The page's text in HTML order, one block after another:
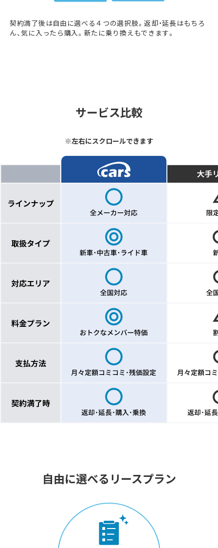
契約満了後は自由に選べる４つの選択肢。返却・延長はもちろ
ん、気に入ったら購入。新たに乗り換えもできます。
サービス比較
※左右にスクロールできます
自由に選べるリースプラン